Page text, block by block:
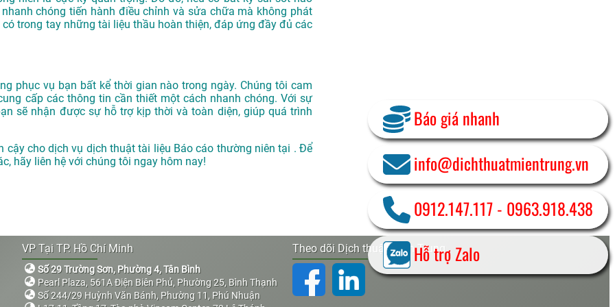
chóng tiến hành điều chỉnh và sửa chữa mà không phát
trong tay những tài liệu thầu hoàn thiện, đáp ứng đầy đủ các
phục vụ bạn bất kể thời gian nào trong ngày. Chúng tôi cam
cấp các thông tin cần thiết một cách nhanh chóng. Với sự
sẽ nhận được sự hỗ trợ kịp thời và toàn diện, giúp quá trình
cho dịch vụ dịch thuật tài liệu Báo cáo thường niên tại . Để
hãy liên hệ với chúng tôi ngay hôm nay!
VP Tại TP. Hồ Chí Minh
Số 29 Trường Sơn, Phường 4, Tân Bình
Pearl Plaza, 561A Điện Biên Phủ, Phường 25, Bình Thạnh
Số 244/29 Huỳnh Văn Bánh, Phường 11, Phú Nhuận
Theo dõi Dịch thuật Miền Trung
Báo giá nhanh
info@dichthuatmientrung.vn
0912.147.117- 0963.918.438
Hỗ trợ Zalo